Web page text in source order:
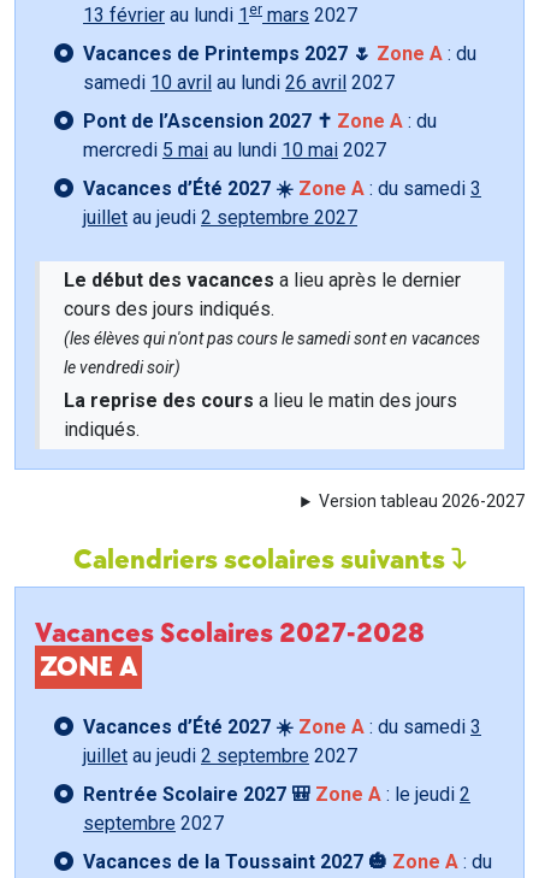
13 février au lundi 1 er mars 2027
Vacances de Printemps 2027 🌷 Zone A : du
samedi 10 avril au lundi 26 avril 2027
Pont de l’Ascension 2027 ✝️ Zone A : du
mercredi 5 mai au lundi 10 mai 2027
Vacances d’Été 2027 ☀️ Zone A : du samedi 3
juillet au jeudi 2 septembre 2027
Le début des vacances a lieu après le dernier
cours des jours indiqués.
(les élèves qui n'ont pas cours le samedi sont en vacances
le vendredi soir)
La reprise des cours a lieu le matin des jours
indiqués.
Version tableau 2026-2027
Calendriers scolaires suivants
Vacances Scolaires 2027-2028
ZONE A
Vacances d’Été 2027 ☀️ Zone A : du samedi 3
juillet au jeudi 2 septembre 2027
Rentrée Scolaire 2027 🎒 Zone A : le jeudi 2
septembre 2027
Vacances de la Toussaint 2027 🎃 Zone A : du